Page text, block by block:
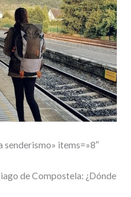
senderismo» items=»8″
de Compostela: ¿Dónde